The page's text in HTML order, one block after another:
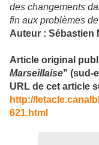
des changements
fin aux problèmes
Auteur : Sébastien
Article original
Marseillaise" (sud-
URL de cet article
http://
621.html